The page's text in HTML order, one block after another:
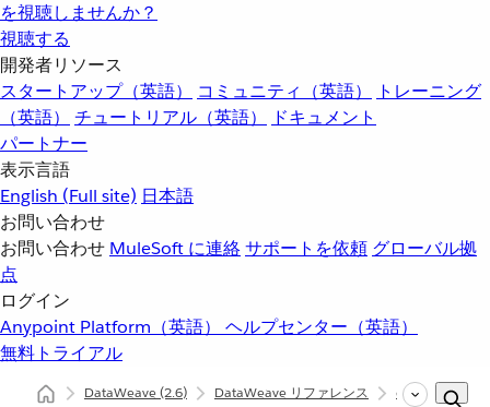
を視聴しませんか？
視聴する
開発者リソース
スタートアップ（英語）
コミュニティ（英語）
トレーニング
（英語）
チュートリアル（英語）
ドキュメント
パートナー
表示言語
English (Full site) 日本語
お問い合わせ
お問い合わせ MuleSoft に連絡サポートを依頼 グローバル拠
点
ログイン
Anypoint Platform（英語） ヘルプセンター（英語）
無料トライアル
DataWeave(2.6) DataWeave リファレンス dw::Crypto